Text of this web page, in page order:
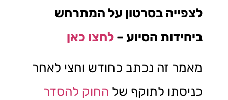
לצפייה בסרטון על המתרחש
ביחידות הסיוע – לחצו כאן
מאמר זה נכתב כחודש וחצי לאחר
כניסתו לתוקף של החוק להסדר